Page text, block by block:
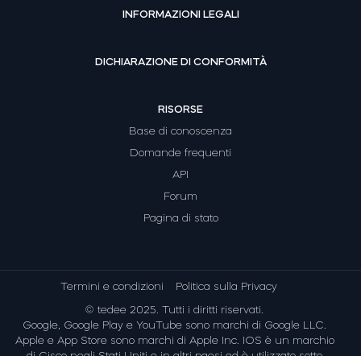
INFORMAZIONI LEGALI
DICHIARAZIONE DI CONFORMITÀ
RISORSE
Base di conoscenza
Domande frequenti
API
Forum
Pagina di stato
Termini e condizioni Politica sulla Privacy
© tedee 2025. Tutti i diritti riservati.
Google, Google Play e YouTube sono marchi di Google LLC.
Apple e App Store sono marchi di Apple Inc. IOS è un marchio